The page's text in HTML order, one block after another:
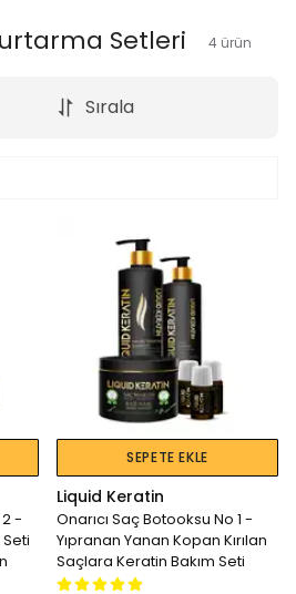
Setleri 4 ürün
Sırala
-
SEPETE EKLE
Liquid Keratin
Onarıcı Saç Botooksu No 1 -
Yıpranan Yanan Kopan Kırılan
Saçlara Keratin Bakım Seti